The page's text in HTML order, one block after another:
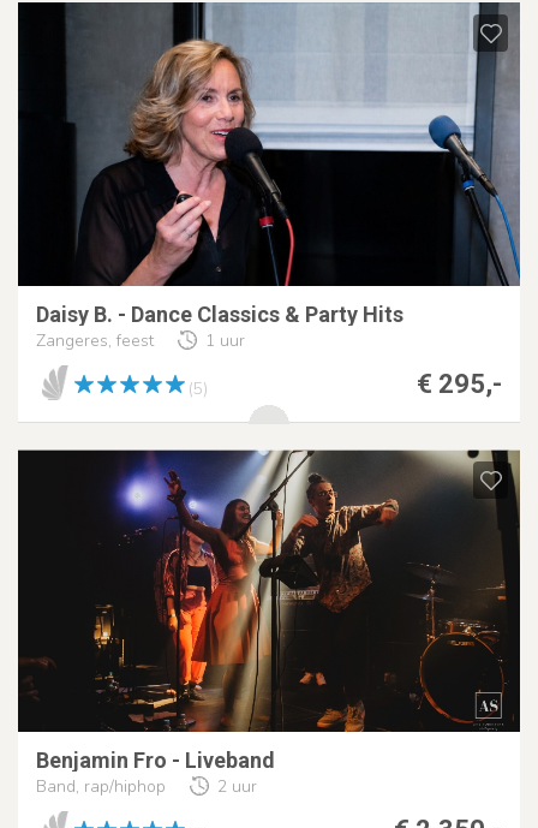
Daisy B. - Dance Classics & Party Hits
Zangeres, feest 1 uur
€ 295,-
(5)
Benjamin Fro - Liveband
Band, rap/hiphop 2 uur